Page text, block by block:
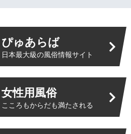
ぴゅあらば
日本最大級の風俗情報サイト
女性用風俗
こころもからだも満たされる